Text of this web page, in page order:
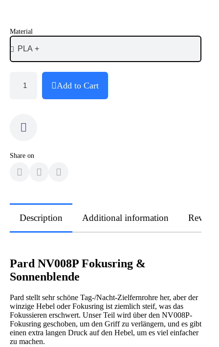
Material
Add to Cart
Share on
Description Additional information
Pard NV008P Fokusring &
Sonnenblende
Pard stellt sehr schöne Tag-/Nacht-Zielfernrohre her, aber der
winzige Hebel oder Fokusring ist ziemlich steif, was das
Fokussieren erschwert. Unser Teil wird über den NV008P-
Fokusring geschoben, um den Griff zu verlängern, und es gibt
einen extra langen Druck auf den Hebel, um es viel einfacher
zu machen.